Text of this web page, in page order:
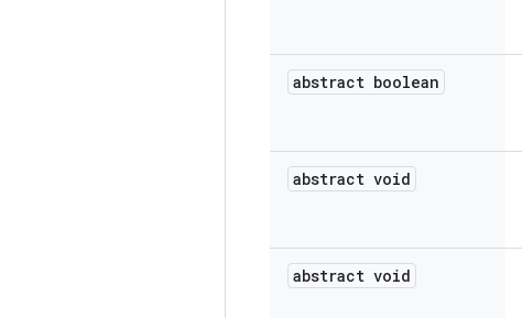
abstract boolean
abstract void
abstract void